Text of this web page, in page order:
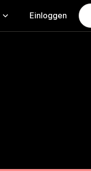
Einloggen